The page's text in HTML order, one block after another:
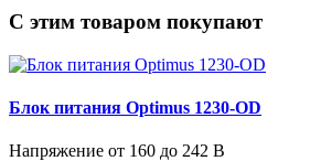
C этим товаром покупают
Блок питания Optimus 1230-OD
Напряжение от 160 до 242 В